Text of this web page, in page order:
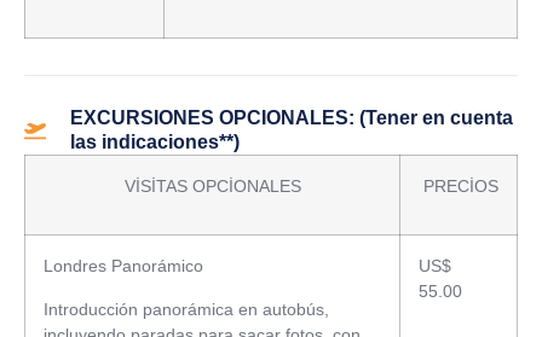
EXCURSIONES OPCIONALES: (Tener en cuenta
las indicaciones**)
VİSİTAS OPCİONALES PRECİOS
Londres Panorámico
Introducción panorámica en autobús,
US$
55.00